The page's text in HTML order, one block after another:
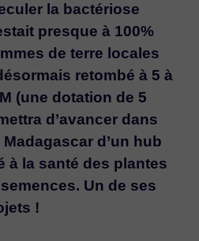
la bactériose
presque à 100%
de terre locales
retombé à 5 à
(une dotation de 5
d’avancer dans
d’un hub
à la santé des plantes
Un de ses
!